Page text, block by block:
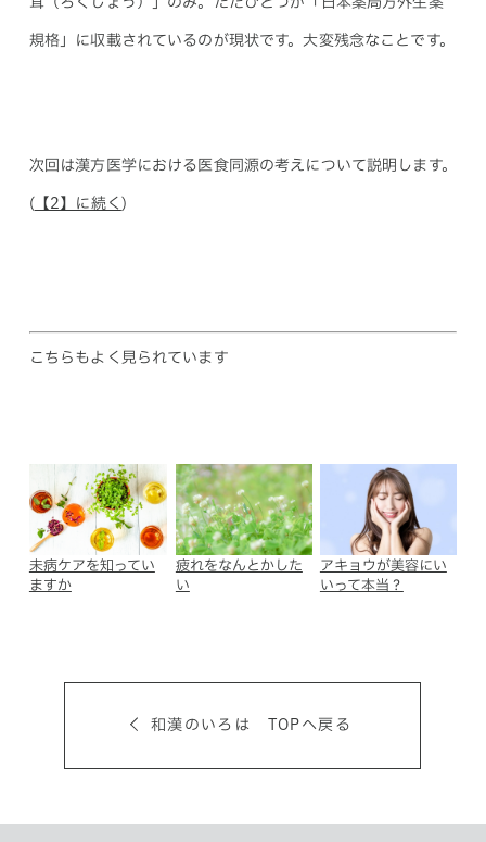
規格」に収載されているのが現状です。大変残念なことです。
次回は漢方医学における医食同源の考えについて説明します。
( 【2】に続く )
こちらもよく見られています
未病ケアを知ってい
ますか
疲れをなんとかした
い
アキョウが美容にい
いって本当？
和漢のいろは TOPへ戻る